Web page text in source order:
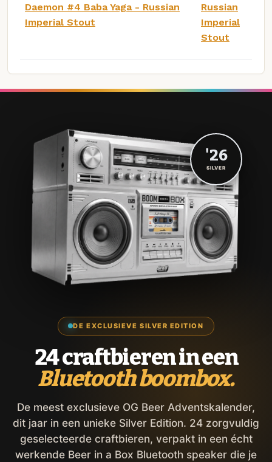
Daemon #4 Baba Yaga - Russian
Imperial Stout
Russian
Imperial
Stout
DE EXCLUSIEVE SILVER EDITION
24 craftbieren in een
Bluetooth boombox.
De meest exclusieve OG Beer Adventskalender,
dit jaar in een unieke Silver Edition. 24 zorgvuldig
geselecteerde craftbieren, verpakt in een écht
werkende Beer in a Box Bluetooth speaker die je
'26
SILVER